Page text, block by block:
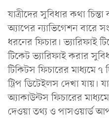
যাত্রীদের সুবিধার কথা
অ্যাপের ন্যাভিগেশন বারে
ধরনের ফিচার। ভ্যারিফাই
টিকেট ভ্যারিফাই করার
টিকিটস ফিচারের মাধ্যমে
ট্রিপ ডিটেইলস দেখা যায়।
অ্যাকাউন্টস ফিচারের
দেওয়া তথ্য ও পাসওয়ার্ড